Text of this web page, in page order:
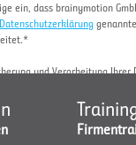
ein, dass brainymotion
Datenschutzerklärung
und Verarbeitung Ihrer